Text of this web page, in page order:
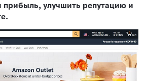
прибыль, улучшить репутацию и